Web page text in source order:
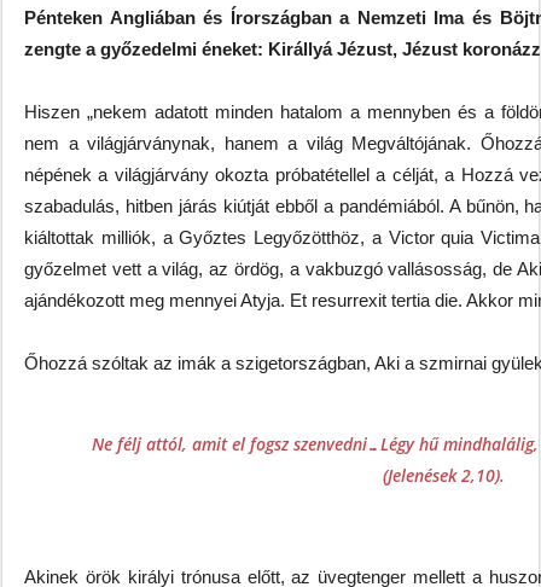
Pénteken Angliában és Írországban a Nemzeti Ima és
zengte a győzedelmi éneket: Királlyá Jézust, Jézust
Hiszen „nekem adatott minden hatalom a mennyben és a
nem a világjárványnak, hanem a világ Megváltójának.
népének a világjárvány okozta próbatétellel a célját, a Hozzá
szabadulás, hitben járás kiútját ebből a pandémiából. A bűnön,
kiáltottak milliók, a Győztes Legyőzötthöz, a Victor quia
győzelmet vett a világ, az ördög, a vakbuzgó vallásosság, de
ajándékozott meg mennyei Atyja. Et resurrexit tertia die. Akkor
Őhozzá szóltak az imák a szigetországban, Aki a szmirnai
Ne félj attól, amit el fogsz szenvedni…Légy hű
(Jelenések 2,10).
Akinek örök királyi trónusa előtt, az üvegtenger mellett a